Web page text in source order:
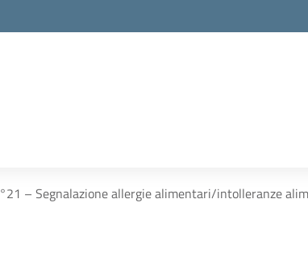
– Segnalazione allergie alimentari/intolleranze